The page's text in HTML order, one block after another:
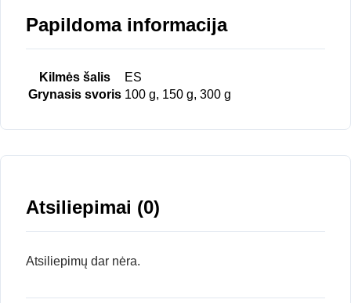
Papildoma informacija
Kilmės šalis
ES
Grynasis svoris 100 g, 150 g, 300 g
Atsiliepimai (0)
Atsiliepimų dar nėra.